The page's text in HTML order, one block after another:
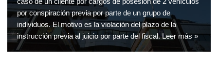
por conspiración previa por parte de un grupo de
individuos. El motivo es la violación del plazo de la
instrucción previa al juicio por parte del fiscal.Leer más »